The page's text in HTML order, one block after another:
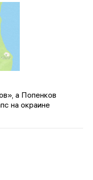
а Попенков
на окраине